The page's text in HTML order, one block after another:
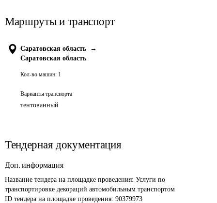
Маршруты и транспорт
Саратовская область
→
Саратовская область
Кол-во машин: 1
Варианты транспорта
тентованный
Тендерная документация
Доп. информация
Название тендера на площадке проведения: Услуги по
транспортировке декораций автомобильным транспортом
ID тендера на площадке проведения: 90379973